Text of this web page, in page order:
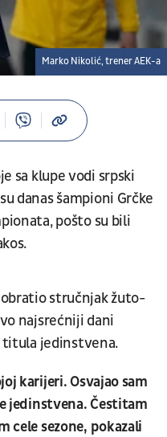
Marko Nikolić, trener AEK-a
sa klupe vodi srpski
danas šampioni Grčke
pošto su bili
stručnjak žuto-
najsrećniji dani
titula jedinstvena.
karijeri. Osvajao sam
jedinstvena. Čestitam
cele sezone, pokazali